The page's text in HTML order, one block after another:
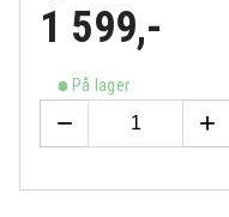
1 599,-
På lager
− +